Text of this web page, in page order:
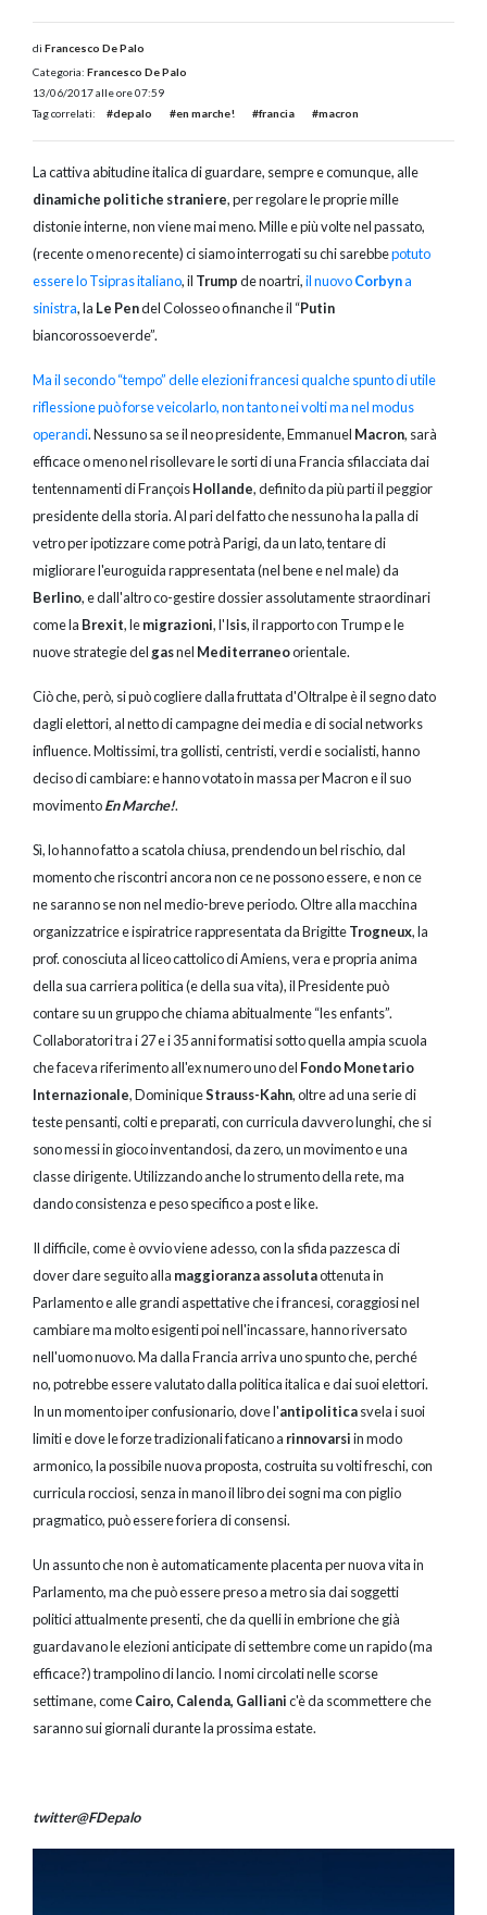
di Francesco De Palo
Categoria: Francesco De Palo
13/06/2017 alle ore 07:59
Tag correlati:
#depalo #en marche! #francia #macron
La cattiva abitudine italica di guardare, sempre e comunque, alle
dinamiche politiche straniere, per regolare le proprie mille
distonie interne, non viene mai meno. Mille e più volte nel passato,
(recente o meno recente) ci siamo interrogati su chi sarebbepotuto
essere lo Tsipras italiano, il Trumpde noartri,il nuovoCorbyna
sinistra, la Le Pendel Colosseo o finanche il “Putin
biancorossoeverde”.
Ma il secondo “tempo” delle elezioni francesi qualche spunto di utile
riflessione può forse veicolarlo, non tanto nei volti ma nel modus
operandi. Nessuno sa se il neo presidente, Emmanuel Macron, sarà
efficace o meno nel risollevare le sorti di una Francia sfilacciata dai
tentennamenti di FrançoisHollande, definito da più parti il peggior
presidente della storia. Al pari del fatto che nessuno ha la palla di
vetro per ipotizzare come potrà Parigi, da un lato, tentare di
migliorare l'euroguida rappresentata (nel bene e nel male) da
Berlino, e dall'altro co-gestire dossier assolutamente straordinari
come la Brexit, lemigrazioni, l'Isis, il rapporto con Trump e le
nuove strategie delgasnel Mediterraneoorientale.
Ciò che, però, si può cogliere dalla fruttata d'Oltralpe è il segno dato
dagli elettori, al netto di campagne dei media e di social networks
influence. Moltissimi, tra gollisti, centristi, verdi e socialisti, hanno
deciso di cambiare: e hanno votato in massa per Macron e il suo
movimentoEn Marche!.
Sì, lo hanno fatto a scatola chiusa, prendendo un bel rischio, dal
momento che riscontri ancora non ce ne possono essere, e non ce
ne saranno se non nel medio-breve periodo. Oltre alla macchina
organizzatrice e ispiratrice rappresentata da BrigitteTrogneux, la
prof. conosciuta al liceo cattolico di Amiens, vera e propria anima
della sua carriera politica (e della sua vita), il Presidente può
contare su un gruppo che chiama abitualmente “les enfants”.
Collaboratori tra i 27 e i 35 anni formatisi sotto quella ampia scuola
che faceva riferimento all'ex numero uno del Fondo Monetario
Internazionale, DominiqueStrauss-Kahn, oltre ad una serie di
teste pensanti, colti e preparati, con curricula davvero lunghi, che si
sono messi in gioco inventandosi, da zero, un movimento e una
classe dirigente. Utilizzando anche lo strumento della rete, ma
dando consistenza e peso specifico a post e like.
Il difficile, come è ovvio viene adesso, con la sfida pazzesca di
dover dare seguito alla maggioranza assolutaottenuta in
Parlamento e alle grandi aspettative che i francesi, coraggiosi nel
cambiare ma molto esigenti poi nell'incassare, hanno riversato
nell'uomo nuovo. Ma dalla Francia arriva uno spunto che, perché
no, potrebbe essere valutato dalla politica italica e dai suoi elettori.
In un momento iper confusionario, dove l'antipoliticasvela i suoi
limiti e dove le forze tradizionali faticano a rinnovarsiin modo
armonico, la possibile nuova proposta, costruita su volti freschi, con
curricula rocciosi, senza in mano il libro dei sogni ma con piglio
pragmatico, può essere foriera di consensi.
Un assunto che non è automaticamente placenta per nuova vita in
Parlamento, ma che può essere preso a metro sia dai soggetti
politici attualmente presenti, che da quelli in embrione che già
guardavano le elezioni anticipate di settembre come un rapido (ma
efficace?) trampolino di lancio. I nomi circolati nelle scorse
settimane, comeCairo, Calenda, Gallianic'è da scommettere che
saranno sui giornali durante la prossima estate.
twitter@FDepalo